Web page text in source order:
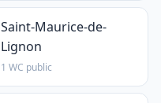
Saint-Maurice-de-
Lignon
1 WC public